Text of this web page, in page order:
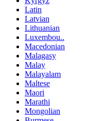
Latin
Latvian
Lithuanian
Luxembou..
Macedonian
Malagasy
Malay
Malayalam
Maltese
Maori
Marathi
Mongolian